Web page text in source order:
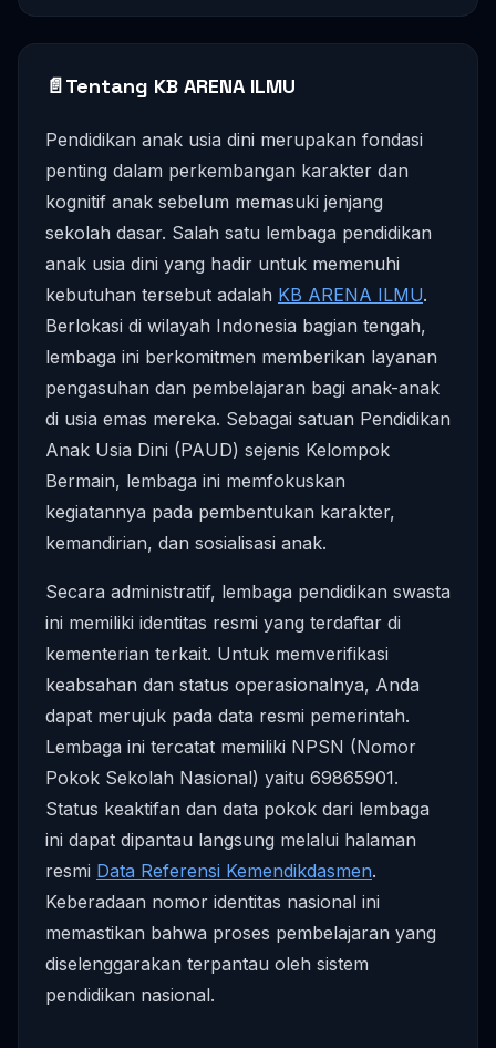
📄Tentang KB ARENA ILMU
Pendidikan anak usia dini merupakan fondasi
penting dalam perkembangan karakter dan
kognitif anak sebelum memasuki jenjang
sekolah dasar. Salah satu lembaga pendidikan
anak usia dini yang hadir untuk memenuhi
kebutuhan tersebut adalah KB ARENA ILMU.
Berlokasi di wilayah Indonesia bagian tengah,
lembaga ini berkomitmen memberikan layanan
pengasuhan dan pembelajaran bagi anak-anak
di usia emas mereka. Sebagai satuan Pendidikan
Anak Usia Dini (PAUD) sejenis Kelompok
Bermain, lembaga ini memfokuskan
kegiatannya pada pembentukan karakter,
kemandirian, dan sosialisasi anak.
Secara administratif, lembaga pendidikan swasta
ini memiliki identitas resmi yang terdaftar di
kementerian terkait. Untuk memverifikasi
keabsahan dan status operasionalnya, Anda
dapat merujuk pada data resmi pemerintah.
Lembaga ini tercatat memiliki NPSN (Nomor
Pokok Sekolah Nasional) yaitu 69865901.
Status keaktifan dan data pokok dari lembaga
ini dapat dipantau langsung melalui halaman
resmi Data Referensi Kemendikdasmen.
Keberadaan nomor identitas nasional ini
memastikan bahwa proses pembelajaran yang
diselenggarakan terpantau oleh sistem
pendidikan nasional.